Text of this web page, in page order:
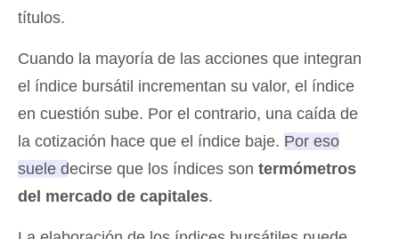
títulos.
Cuando la mayoría de las acciones que integran
el índice bursátil incrementan su valor, el índice
en cuestión sube. Por el contrario, una caída de
la cotización hace que el índice baje. Por eso
suele decirse que los índices son termómetros
del mercado de capitales.